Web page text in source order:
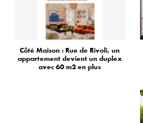
Côté Maison : Rue de Rivoli, un
appartement devient un duplex
avec 60 m2 en plus